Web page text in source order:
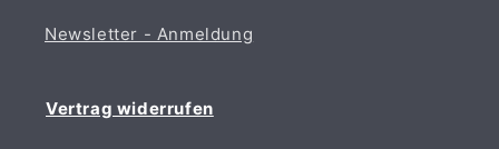
Newsletter - Anmeldung
Vertrag widerrufen